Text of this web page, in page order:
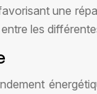
une
les